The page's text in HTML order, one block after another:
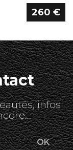
260 €
infos